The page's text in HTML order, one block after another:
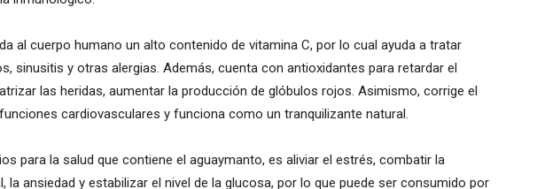
al cuerpo humano un alto contenido de vitamina C, por lo cual ayuda a tratar
sinusitis y otras alergias. Además, cuenta con antioxidantes para retardar el
las heridas, aumentar la producción de glóbulos rojos. Asimismo, corrige el
cardiovasculares y funciona como un tranquilizante natural.
para la salud que contiene el aguaymanto, es aliviar el estrés, combatir la
la ansiedad y estabilizar el nivel de la glucosa, por lo que puede ser consumido por